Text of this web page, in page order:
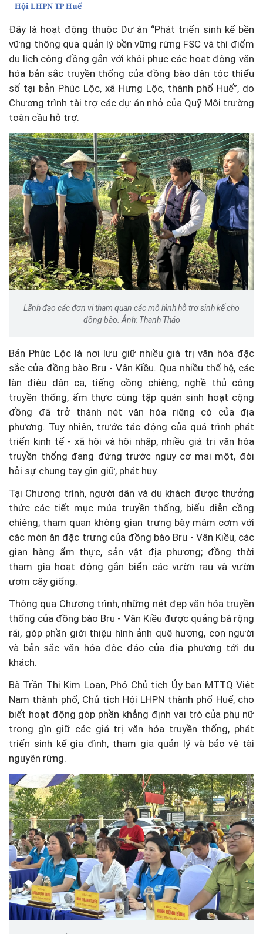
Hội LHPN TP Huế
Đây là hoạt động thuộc Dự án “Phát triển sinh kế bền
vững thông qua quản lý bền vững rừng FSC và thí điểm
du lịch cộng đồng gắn với khôi phục các hoạt động văn
hóa bản sắc truyền thống của đồng bào dân tộc thiểu
số tại bản Phúc Lộc, xã Hưng Lộc, thành phố Huế”, do
Chương trình tài trợ các dự án nhỏ của Quỹ Môi trường
toàn cầu hỗ trợ.
Lãnh đạo các đơn vị tham quan các mô hình hỗ trợ sinh kế cho
đồng bào. Ảnh: Thanh Thảo
Bản Phúc Lộc là nơi lưu giữ nhiều giá trị văn hóa đặc
sắc của đồng bào Bru - Vân Kiều. Qua nhiều thế hệ, các
làn điệu dân ca, tiếng cồng chiêng, nghề thủ công
truyền thống, ẩm thực cùng tập quán sinh hoạt cộng
đồng đã trở thành nét văn hóa riêng có của địa
phương. Tuy nhiên, trước tác động của quá trình phát
triển kinh tế - xã hội và hội nhập, nhiều giá trị văn hóa
truyền thống đang đứng trước nguy cơ mai một, đòi
hỏi sự chung tay gìn giữ, phát huy.
Tại Chương trình, người dân và du khách được thưởng
thức các tiết mục múa truyền thống, biểu diễn cồng
chiêng; tham quan không gian trưng bày mâm cơm với
các món ăn đặc trưng của đồng bào Bru - Vân Kiều, các
gian hàng ẩm thực, sản vật địa phương; đồng thời
tham gia hoạt động gắn biển các vườn rau và vườn
ươm cây giống.
Thông qua Chương trình, những nét đẹp văn hóa truyền
thống của đồng bào Bru - Vân Kiều được quảng bá rộng
rãi, góp phần giới thiệu hình ảnh quê hương, con người
và bản sắc văn hóa độc đáo của địa phương tới du
khách.
Bà Trần Thị Kim Loan, Phó Chủ tịch Ủy ban MTTQ Việt
Nam thành phố, Chủ tịch Hội LHPN thành phố Huế, cho
biết hoạt động góp phần khẳng định vai trò của phụ nữ
trong gìn giữ các giá trị văn hóa truyền thống, phát
triển sinh kế gia đình, tham gia quản lý và bảo vệ tài
nguyên rừng.